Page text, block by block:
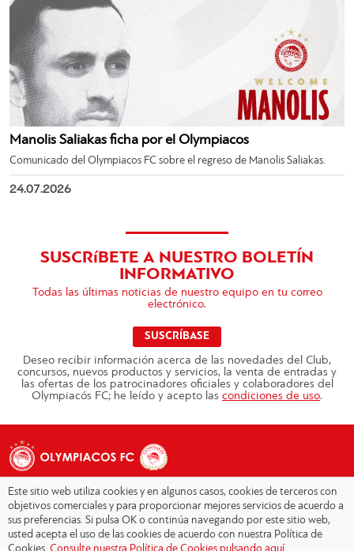
Manolis Saliakas ficha por el Olympiacos
Comunicado del Olympiacos FC sobre el regreso de Manolis Saliakas.
24.07.2026
SUSCRíBETE A NUESTRO BOLETÍN
INFORMATIVO
Todas las últimas noticias de nuestro equipo en tu correo
electrónico.
SUSCRÍBASE
Deseo recibir información acerca de las novedades del Club,
concursos, nuevos productos y servicios, la venta de entradas y
las ofertas de los patrocinadores oficiales y colaboradores del
Olympiacós FC; he leído y acepto las condiciones de uso.
Copyright © 2026 - Olympiacos.org
Este sitio web utiliza cookies y en algunos casos, cookies de terceros con
objetivos comerciales y para proporcionar mejores servicios de acuerdo a
sus preferencias. Si pulsa OK o continúa navegando por este sitio web,
usted acepta el uso de las cookies de acuerdo con nuestra Política de